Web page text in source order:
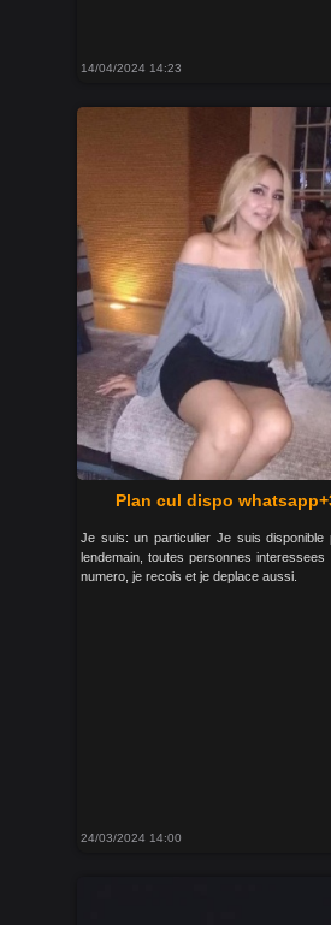
14/04/2024 14:23
Plan cul dispo
Je suis: un particulier Je suis disponible
lendemain, toutes personnes
numero, je recois et je deplace aussi.
24/03/2024 14:00